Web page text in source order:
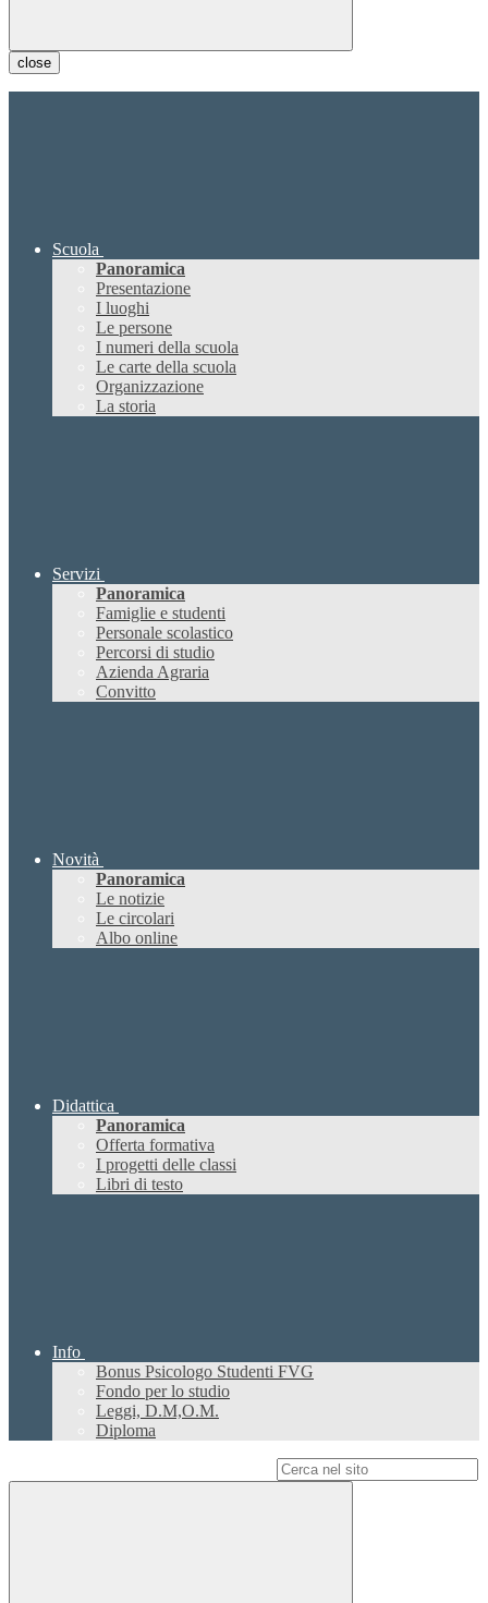
close
Scuola
Panoramica
Presentazione
I luoghi
Le persone
I numeri della scuola
Le carte della scuola
Organizzazione
La storia
Servizi
Panoramica
Famiglie e studenti
Personale scolastico
Percorsi di studio
Azienda Agraria
Convitto
Novità
Panoramica
Le notizie
Le circolari
Albo online
Didattica
Panoramica
Offerta formativa
I progetti delle classi
Libri di testo
Info
Bonus Psicologo Studenti FVG
Fondo per lo studio
Leggi, D.M,O.M.
Diploma